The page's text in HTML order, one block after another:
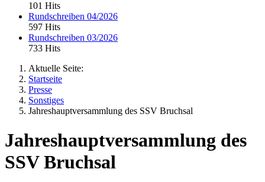
101 Hits
Rundschreiben 04/2026
597 Hits
Rundschreiben 03/2026
733 Hits
Aktuelle Seite:
Startseite
Presse
Sonstiges
Jahreshauptversammlung des SSV Bruchsal
Jahreshauptversammlung des
SSV Bruchsal